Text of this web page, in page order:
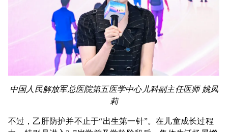
中国人民解放军总医院第五医学中心儿科副主任医师 姚凤
莉
不过，乙肝防护并不止于“出生第一针”。在儿童成长过程